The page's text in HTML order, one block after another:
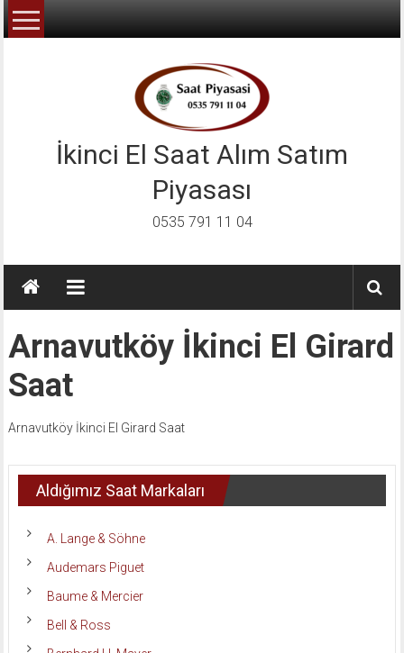
İçeriğe
geç
İkinci El Saat Alım Satım
Piyasası
0535 791 11 04
Arnavutköy İkinci El Girard
Saat
Arnavutköy İkinci El Girard Saat
Aldığımız Saat Markaları
A. Lange & Söhne
Audemars Piguet
Baume & Mercier
Bell & Ross